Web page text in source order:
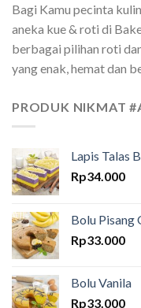
Bagi Kamu pecinta
aneka kue & roti di
berbagai pilihan roti
yang enak, hemat dan
PRODUK NIKMAT
Lapis Talas
Rp34.000
Bolu Pisang
Rp33.000
Bolu Vanila
Rp33.000